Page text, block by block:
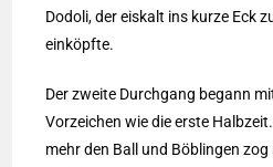
Dodoli, der eiskalt ins kurze Eck
einköpfte.
Der zweite Durchgang begann
Vorzeichen wie die erste
mehr den Ball und Böblingen